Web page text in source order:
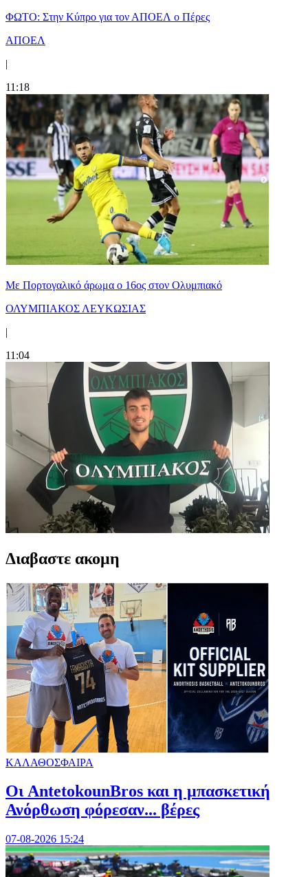
ΦΩΤΟ: Στην Κύπρο για τον ΑΠΟΕΛ ο Πέρες
ΑΠΟΕΛ
|
11:18
Με Πορτογαλικό άρωμα ο 16ος στον Ολυμπιακό
ΟΛΥΜΠΙΑΚΟΣ ΛΕΥΚΩΣΙΑΣ
|
11:04
Διαβαστε ακομη
ΚΑΛΑΘΟΣΦΑΙΡΑ
Oι AntetokounBros και η μπασκετική
Ανόρθωση φόρεσαν... βέρες
07-08-2026 15:24